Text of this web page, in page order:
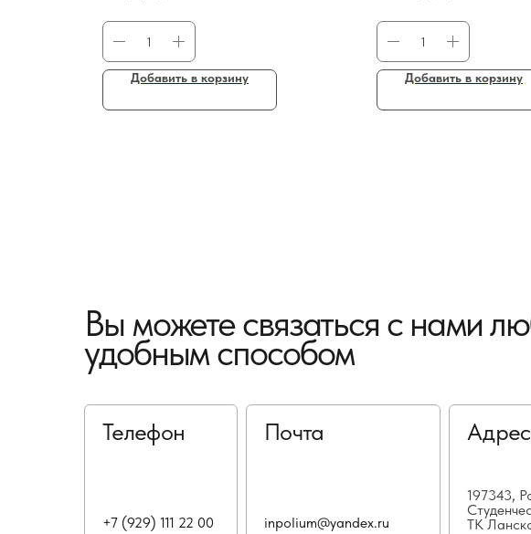
Добавить в корзину Добавить в корзину
Вы можете связаться с нами
удобным способом
Телефон Почта Адрес
197343,
ТК
+7 (929) 111 22 00 inpolium@yandex.ru